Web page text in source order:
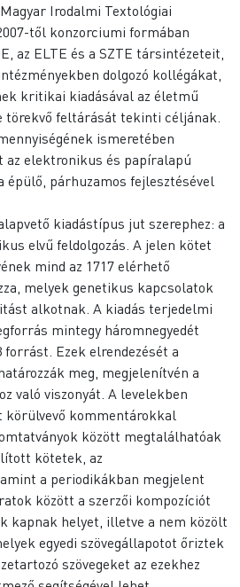
Irodalmi Textológiai
től konzorciumi formában
az ELTE és a SZTE társintézeteit,
dolgozó kollégákat,
kritikai kiadásával az életmű
törekvő feltárását tekinti céljának.
ismeretében
az elektronikus és papíralapú
épülő, párhuzamos fejlesztésével
kiadástípus jut szerephez: a
elvű feldolgozás. A jelen kötet
mind az 1717 elérhető
melyek genetikus kapcsolatok
alkotnak. A kiadás terjedelmi
mintegy háromnegyedét
Ezek elrendezését a
meg, megjelenítvén a
való viszonyát. A levelekben
körülvevő kommentárokkal
között megtalálhatóak
kötetek, az
a periodikákban megjelent
között a szerzői kompozíciót
kapnak helyet, illetve a nem közölt
egyedi szövegállapotot őriztek
szövegeket az ezekhez